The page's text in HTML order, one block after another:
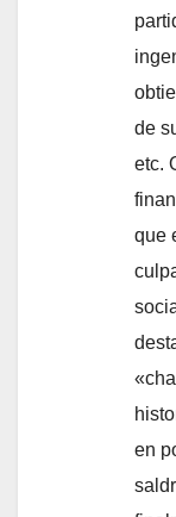
de
etc.
que
en